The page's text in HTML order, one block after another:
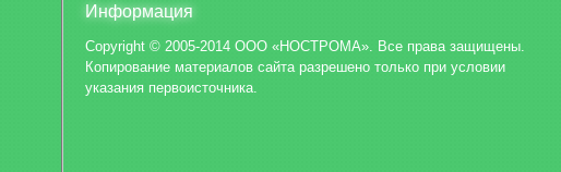
Информация
Copyright © 2005-2014 ООО «НОСТРОМА». Все права защищены.
Копирование материалов сайта разрешено только при условии
указания первоисточника.